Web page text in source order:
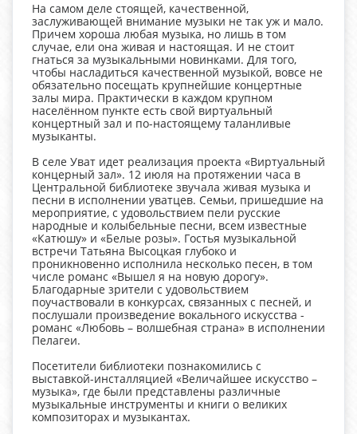
На самом деле стоящей, качественной,
заслуживающей внимание музыки не так уж и мало.
Причем хороша любая музыка, но лишь в том
случае, ели она живая и настоящая. И не стоит
гнаться за музыкальными новинками. Для того,
чтобы насладиться качественной музыкой, вовсе не
обязательно посещать крупнейшие концертные
залы мира. Практически в каждом крупном
населённом пункте есть свой виртуальный
концертный зал и по-настоящему таланливые
музыканты.
В селе Уват идет реализация проекта «Виртуальный
концерный зал». 12 июля на протяжении часа в
Центральной библиотеке звучала живая музыка и
песни в исполнении уватцев. Семьи, пришедшие на
мероприятие, с удовольствием пели русские
народные и колыбельные песни, всем известные
«Катюшу» и «Белые розы». Гостья музыкальной
встречи Татьяна Высоцкая глубоко и
проникновенно исполнила несколько песен, в том
числе романс «Вышел я на новую дорогу».
Благодарные зрители с удовольствием
поучаствовали в конкурсах, связанных с песней, и
послушали произведение вокального искусства -
романс «Любовь – волшебная страна» в исполнении
Пелагеи.
Посетители библиотеки познакомились с
выставкой-инсталляцией «Величайшее искусство –
музыка», где были представлены различные
музыкальные инструменты и книги о великих
композиторах и музыкантах.